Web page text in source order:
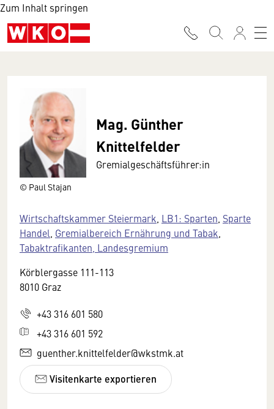
Zum Inhalt springen
© Paul Stajan
Mag. Günther
Knittelfelder
Gremialgeschäftsführer:in
Wirtschaftskammer Steiermark LB1: Sparten Sparte
Handel Gremialbereich Ernährung und Tabak
Tabaktrafikanten, Landesgremium
Körblergasse 111-113
8010 Graz
+43 316 601 580
+43 316 601 592
guenther.knittelfelder@wkstmk.at
Visitenkarte exportieren